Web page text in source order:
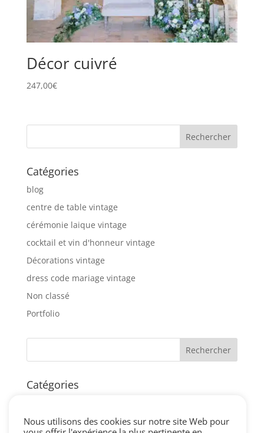
Décor cuivré
247,00€
Catégories
blog
centre de table vintage
cérémonie laique vintage
cocktail et vin d'honneur vintage
Décorations vintage
dress code mariage vintage
Non classé
Portfolio
Catégories
centre de table vintage
Nous utilisons des cookies sur notre site Web pour